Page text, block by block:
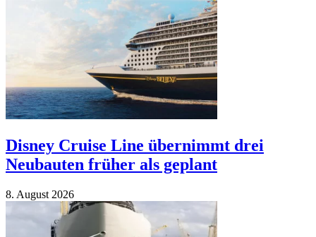
Disney Cruise Line übernimmt drei
Neubauten früher als geplant
8. August 2026